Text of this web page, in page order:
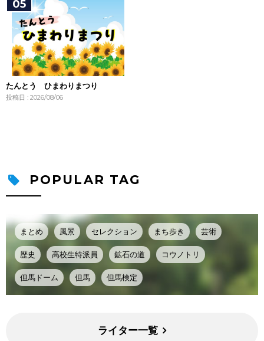
たんとう ひまわりまつり
投稿日 : 2026/08/06
POPULAR TAG
まとめ 風景 セレクション まち歩き 芸術
歴史 高校生特派員 鉱石の道 コウノトリ
但馬ドーム 但馬 但馬検定
ライター一覧